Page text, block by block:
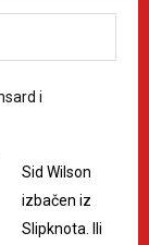
i
Sid Wilson
izbačen iz
Slipknota. Ili